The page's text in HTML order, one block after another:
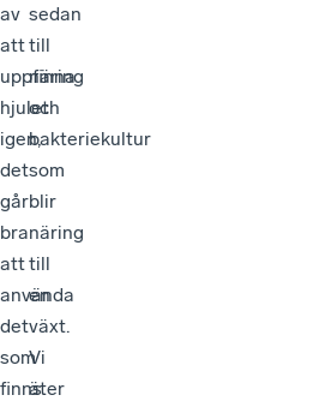
av
att
uppfinna
hjulet
igen,
det
går
bra
att
använda
det
som
finns.
sedan
till
näring
och
bakteriekultur
som
blir
näring
till
en
växt.
Vi
äter